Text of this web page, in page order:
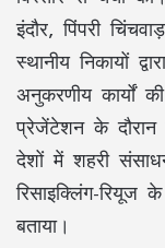
इंदौर, पिंपरी
स्थानीय निकायों
अनुकरणीय कार्यों
प्रेजेंटेशन के दौरान
देशों में शहरी
रिसाइक्लिंग-रियूज
बताया।